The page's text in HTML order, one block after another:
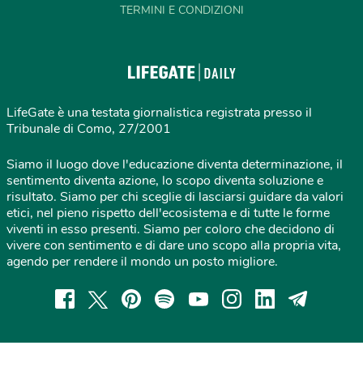
TERMINI E CONDIZIONI
LifeGate è una testata giornalistica registrata presso il
Tribunale di Como, 27/2001
Siamo il luogo dove l'educazione diventa determinazione, il
sentimento diventa azione, lo scopo diventa soluzione e
risultato. Siamo per chi sceglie di lasciarsi guidare da valori
etici, nel pieno rispetto dell'ecosistema e di tutte le forme
viventi in esso presenti. Siamo per coloro che decidono di
vivere con sentimento e di dare uno scopo alla propria vita,
agendo per rendere il mondo un posto migliore.